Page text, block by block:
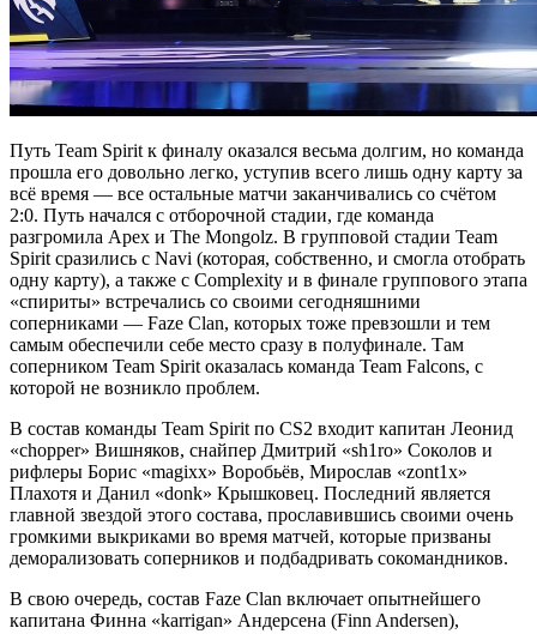
Путь Team Spirit к финалу оказался весьма долгим, но команда
прошла его довольно легко, уступив всего лишь одну карту за
всё время — все остальные матчи заканчивались со счётом
2:0. Путь начался с отборочной стадии, где команда
разгромила Apex и The Mongolz. В групповой стадии Team
Spirit сразились с Navi (которая, собственно, и смогла отобрать
одну карту), а также с Complexity и в финале группового этапа
«спириты» встречались со своими сегодняшними
соперниками — Faze Clan, которых тоже превзошли и тем
самым обеспечили себе место сразу в полуфинале. Там
соперником Team Spirit оказалась команда Team Falcons, с
которой не возникло проблем.
В состав команды Team Spirit по CS2 входит капитан Леонид
«chopper» Вишняков, снайпер Дмитрий «sh1ro» Соколов и
рифлеры Борис «magixx» Воробьёв, Мирослав «zont1x»
Плахотя и Данил «donk» Крышковец. Последний является
главной звездой этого состава, прославившись своими очень
громкими выкриками во время матчей, которые призваны
деморализовать соперников и подбадривать сокомандников.
В свою очередь, состав Faze Clan включает опытнейшего
капитана Финна «karrigan» Андерсена (Finn Andersen),